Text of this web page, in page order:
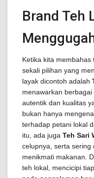
Brand Teh
Ketika kita
sekali pilihan yang
layak dicontoh adalah
menawarkan
autentik dan kualitas
bukan hanya
terhadap petani lokal
itu, ada juga Teh Sari
celupnya, serta sering
menikmati makanan.
teh lokal, mencicipi